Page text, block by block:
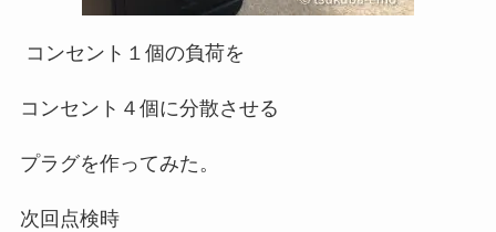
コンセント１個の負荷を
コンセント４個に分散させる
プラグを作ってみた。
次回点検時